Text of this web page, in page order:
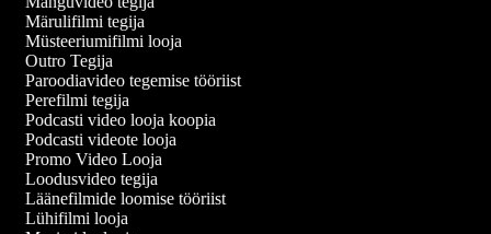
Märulifilmi tegija
Müsteeriumifilmi looja
Outro Tegija
Paroodiavideo tegemise tööriist
Perefilmi tegija
Podcasti video looja koopia
Podcasti videote looja
Promo Video Looja
Loodusvideo tegija
Läänefilmide loomise tööriist
Lühifilmi looja